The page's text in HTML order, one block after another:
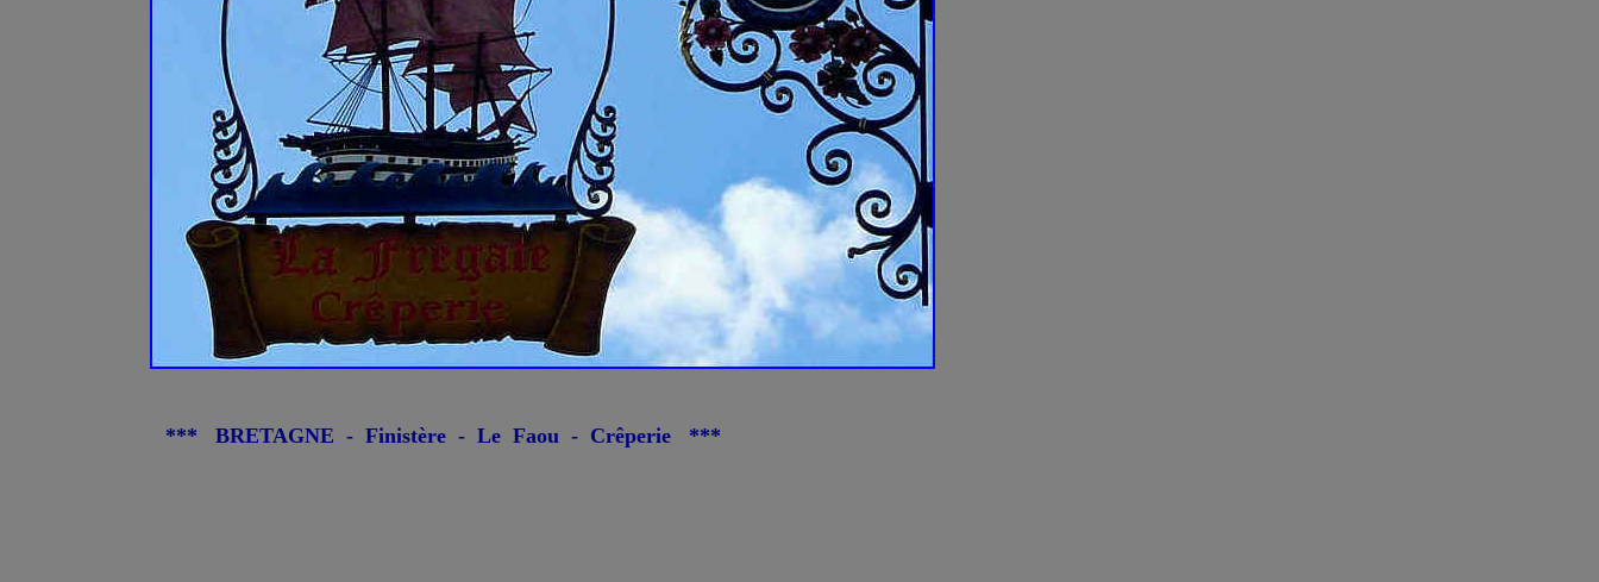
*** BRETAGNE - Finistère - Le Faou - Crêperie ***